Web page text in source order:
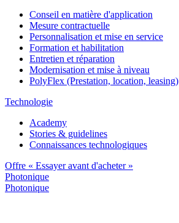
Conseil en matière d'application
Mesure contractuelle
Personnalisation et mise en service
Formation et habilitation
Entretien et réparation
Modernisation et mise à niveau
PolyFlex (Prestation, location, leasing)
Technologie
Academy
Stories & guidelines
Connaissances technologiques
Offre « Essayer avant d'acheter »
Photonique
Photonique